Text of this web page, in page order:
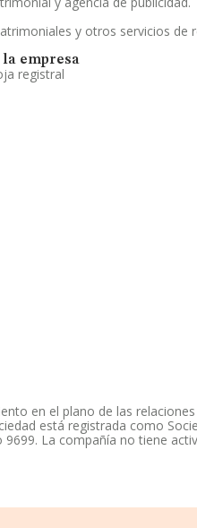
y otros servicios de
la empresa
registral
en el plano de las
está registrada como
La compañía no tiene
de identificación fiscal